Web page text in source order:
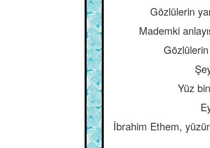
Gözlülerin
Mademki
Yüz
İbrahim Ethem,